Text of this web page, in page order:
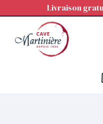
Livraison
Panneau de gestion des